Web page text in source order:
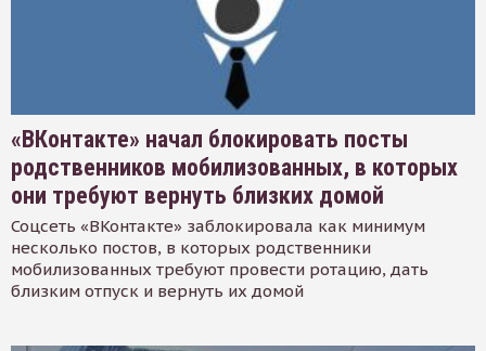
«ВКонтакте» начал блокировать посты
родственников мобилизованных, в которых
они требуют вернуть близких домой
Соцсеть «ВКонтакте» заблокировала как минимум
несколько постов, в которых родственники
мобилизованных требуют провести ротацию, дать
близким отпуск и вернуть их домой